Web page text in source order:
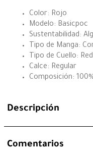
Color: Rojo
Modelo: Basicpoc
Sustentabilidad:
Tipo de Manga:
Tipo de Cuello:
Calce: Regular
Composición:
Descripción
Comentarios